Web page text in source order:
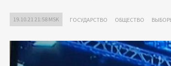
19.10.21 21:58 MSK ГОСУДАРСТВО ОБЩЕСТВО